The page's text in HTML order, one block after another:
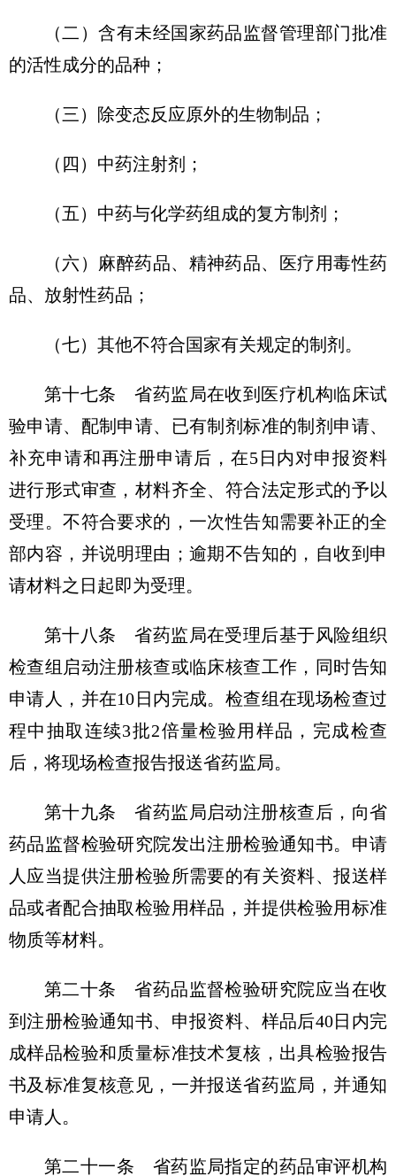
（二）含有未经国家药品监督管理部门批准
的活性成分的品种；
（三）除变态反应原外的生物制品；
（四）中药注射剂；
（五）中药与化学药组成的复方制剂；
（六）麻醉药品、精神药品、医疗用毒性药
品、放射性药品；
（七）其他不符合国家有关规定的制剂。
第十七条 省药监局在收到医疗机构临床试
验申请、配制申请、已有制剂标准的制剂申请、
补充申请和再注册申请后，在5日内对申报资料
进行形式审查，材料齐全、符合法定形式的予以
受理。不符合要求的，一次性告知需要补正的全
部内容，并说明理由；逾期不告知的，自收到申
请材料之日起即为受理。
第十八条 省药监局在受理后基于风险组织
检查组启动注册核查或临床核查工作，同时告知
申请人，并在10日内完成。检查组在现场检查过
程中抽取连续3批2倍量检验用样品，完成检查
后，将现场检查报告报送省药监局。
第十九条 省药监局启动注册核查后，向省
药品监督检验研究院发出注册检验通知书。申请
人应当提供注册检验所需要的有关资料、报送样
品或者配合抽取检验用样品，并提供检验用标准
物质等材料。
第二十条 省药品监督检验研究院应当在收
到注册检验通知书、申报资料、样品后40日内完
成样品检验和质量标准技术复核，出具检验报告
书及标准复核意见，一并报送省药监局，并通知
申请人。
第二十一条 省药监局指定的药品审评机构